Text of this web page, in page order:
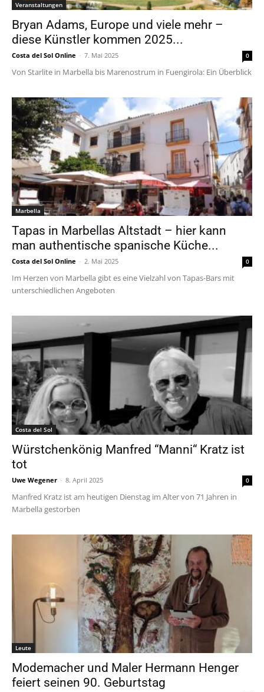
Veranstaltungen
Bryan Adams, Europe und viele mehr –
diese Künstler kommen 2025...
Costa del Sol Online - 7. Mai 2025 0
Von Starlite in Marbella bis Marenostrum in Fuengirola: Ein Überblick
Marbella
Tapas in Marbellas Altstadt – hier kann
man authentische spanische Küche...
Costa del Sol Online - 2. Mai 2025 0
Im Herzen von Marbella gibt es eine Vielzahl von Tapas-Bars mit
unterschiedlichen Angeboten
Costa del Sol
Würstchenkönig Manfred “Manni“ Kratz ist
tot
Uwe Wegener - 8. April 2025 0
Manfred Kratz ist am heutigen Dienstag im Alter von 71 Jahren in
Marbella gestorben
Leute
Modemacher und Maler Hermann Henger
feiert seinen 90. Geburtstag